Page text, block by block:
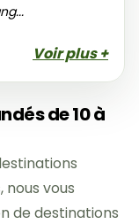
Voir plus +
de 10 à
nous vous
de destinations